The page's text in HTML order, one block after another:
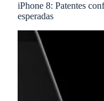
iPhone 8: Patentes
esperadas